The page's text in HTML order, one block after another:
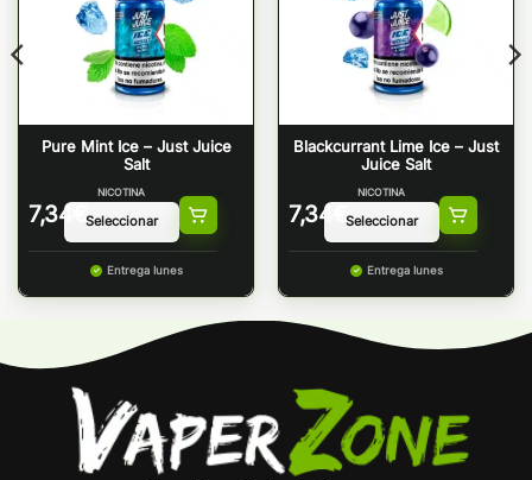
Pure Mint Ice – Just Juice
Salt
7,34 €
NICOTINA
Entrega lunes
Blackcurrant Lime Ice – Just
Juice Salt
7,34 €
NICOTINA
Entrega lunes